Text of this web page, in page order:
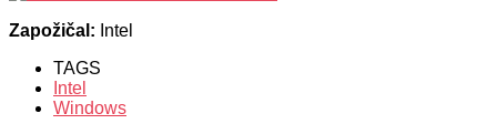
Zapožičal: Intel
TAGS
Intel
Windows